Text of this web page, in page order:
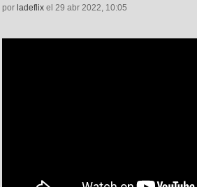
por ladeflix el 29 abr 2022, 10:05